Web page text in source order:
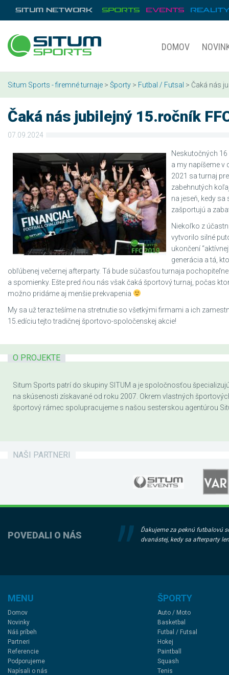
DOMOV
Situm Sports - firemné turnaje > Športy > Futbal / Futsal > Čaká nás
Čaká nás jubilejný 15.ročník
07.09.2024
Neskutočných
a my napíšeme v
2021 sa turnaj
zabehnutých
na jeseň, kedy
zašportujú a
Niekoľko z
vytvorilo silné
ukončení
generácia a tá,
obľúbenej večernej afterparty. Tá bude súčasťou turnaja
a spomienky. Ešte pred ňou nás však čaká športový turnaj, počas
možno pridáme aj menšie prekvapenia
My sa už teraz tešíme na stretnutie so všetkými firmami a ich
15.edíciu tejto tradičnej športovo-spoločenskej akcie!
O PROJEKTE
Situm Sports patrí do skupiny SITUM a je spoločnosťou
na skúsenosti získavané od roku 2007. Okrem vlastných
športový rámec spolupracujeme s našou sesterskou agentúrou
NAŠI PARTNERI
POVEDALI O NÁS
Ďakujeme za peknú futbalovú
dvanástej, kedy sa afterparty
MENU
Domov
Novinky
Náš príbeh
Partneri
Referencie
Podporujeme
Napísali o nás
ŠPORTY
Auto / Moto
Basketbal
Futbal / Futsal
Hokej
Paintball
Squash
Tenis